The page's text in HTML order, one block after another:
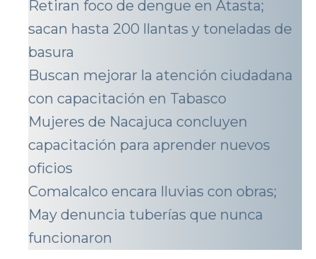
Retiran foco de dengue en Atasta;
sacan hasta 200 llantas y toneladas de
basura
Buscan mejorar la atención ciudadana
con capacitación en Tabasco
Mujeres de Nacajuca concluyen
capacitación para aprender nuevos
oficios
Comalcalco encara lluvias con obras;
May denuncia tuberías que nunca
funcionaron